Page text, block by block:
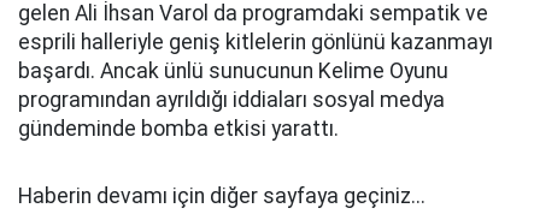
gelen Ali İhsan Varol da programdaki sempatik ve
esprili halleriyle geniş kitlelerin gönlünü kazanmayı
başardı. Ancak ünlü sunucunun Kelime Oyunu
programından ayrıldığı iddiaları sosyal medya
gündeminde bomba etkisi yarattı.
Haberin devamı için diğer sayfaya geçiniz...